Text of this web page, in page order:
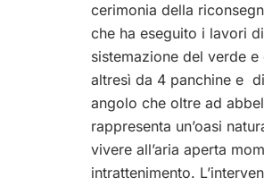
cerimonia della
che ha eseguito i lavori
sistemazione del verde e
altresì da 4 panchine e
angolo che oltre ad
rappresenta un’oasi
vivere all’aria aperta
intrattenimento.